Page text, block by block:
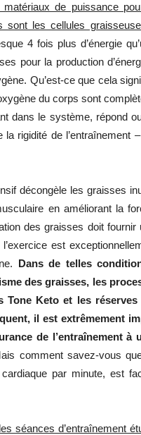
de puissance
sont les cellules
4 fois plus d’énergie
pour la production
Qu’est-ce que cela
du corps sont
dans le système, répond
rigidité de l’entraînement
décongèle les graisses
en améliorant la
des graisses doit fournir
est
Dans de telles
des graisses, les
Tone Keto et les
il est extrêmement
de l’entraînement
comment savez-vous
par minute, est
séances d’entraînement